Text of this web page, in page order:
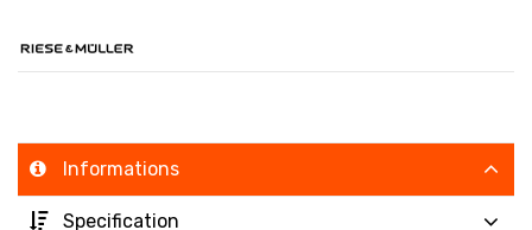
Informations
Specification